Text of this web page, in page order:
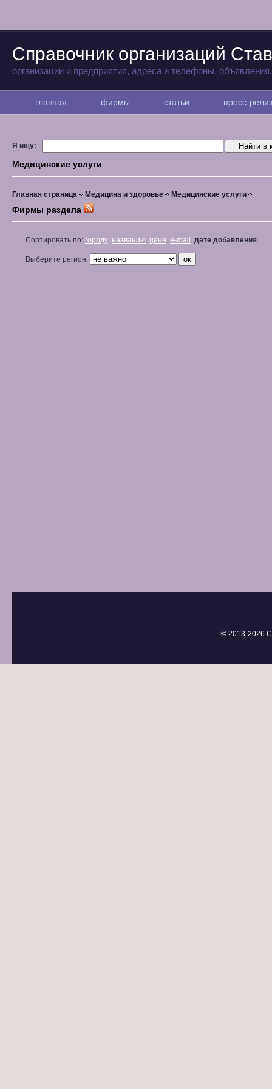
Справочник организаций
организации и предприятия, адреса и телефоны,
главная фирмы статьи пресс-
Я ищу:
Медицинские услуги
Главная страница Медицина и здоровье Медицинские услуги
Фирмы раздела
Сортировать по: городу названию цене e-mail дате добавления
Выберите регион:
© 2013-2026